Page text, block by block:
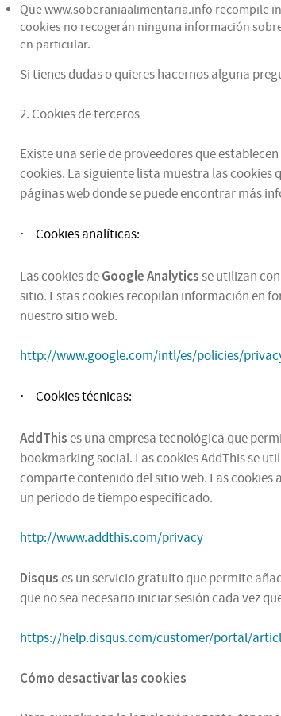
Que www.soberaniaalimentaria.info recompile
cookies no recogerán ninguna información
en particular.
Si tienes dudas o quieres hacernos alguna
2. Cookies de terceros
Existe una serie de proveedores que
cookies. La siguiente lista muestra las cookies
páginas web donde se puede encontrar más
· Cookies analíticas:
Las cookies deGoogle Analyticsse utilizan
sitio. Estas cookies recopilan información en
nuestro sitio web.
http://www.google.com/intl/es/policies/
· Cookies técnicas:
AddThises una empresa tecnológica que
bookmarking social. Las cookies AddThis se
comparte contenido del sitio web. Las
un periodo de tiempo especificado.
http://www.addthis.com/privacy
Disquses un servicio gratuito que permite
que no sea necesario iniciar sesión cada vez
https://help.disqus.com/customer/portal/
Cómo desactivar las cookies